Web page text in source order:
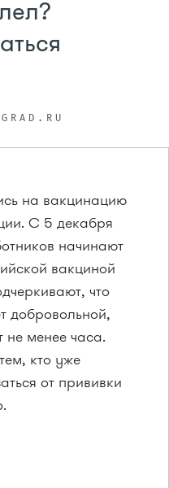
на вакцинацию
С 5 декабря
начинают
вакциной
что
добровольной,
менее часа.
кто уже
от прививки